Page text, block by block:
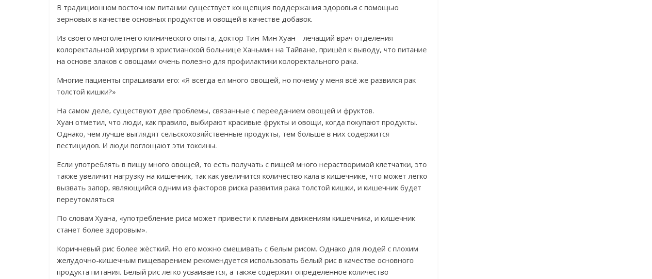
В традиционном восточном питании существует концепция поддержания здоровья с помощью
зерновых в качестве основных продуктов и овощей в качестве добавок.
Из своего многолетнего клинического опыта, доктор Тин-Мин Хуан – лечащий врач отделения
колоректальной хирургии в христианской больнице Ханьмин на Тайване, пришёл к выводу, что питание
на основе злаков с овощами очень полезно для профилактики колоректального рака.
Многие пациенты спрашивали его: «Я всегда ел много овощей, но почему у меня всё же развился рак
толстой кишки?»
На самом деле, существуют две проблемы, связанные с перееданием овощей и фруктов.
Хуан отметил, что люди, как правило, выбирают красивые фрукты и овощи, когда покупают продукты.
Однако, чем лучше выглядят сельскохозяйственные продукты, тем больше в них содержится
пестицидов. И люди поглощают эти токсины.
Если употреблять в пищу много овощей, то есть получать с пищей много нерастворимой клетчатки, это
также увеличит нагрузку на кишечник, так как увеличится количество кала в кишечнике, что может легко
вызвать запор, являющийся одним из факторов риска развития рака толстой кишки, и кишечник будет
переутомляться
По словам Хуана, «употребление риса может привести к плавным движениям кишечника, и кишечник
станет более здоровым».
Коричневый рис более жёсткий. Но его можно смешивать с белым рисом. Однако для людей с плохим
желудочно-кишечным пищеварением рекомендуется использовать белый рис в качестве основного
продукта питания. Белый рис легко усваивается, а также содержит определённое количество